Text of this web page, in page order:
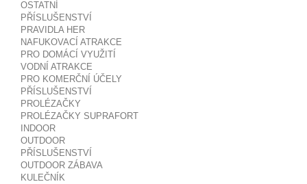
OSTATNÍ
PŘÍSLUŠENSTVÍ
PRAVIDLA HER
NAFUKOVACÍ ATRAKCE
PRO DOMÁCÍ VYUŽITÍ
VODNÍ ATRAKCE
PRO KOMERČNÍ ÚČELY
PŘÍSLUŠENSTVÍ
PROLÉZAČKY
PROLÉZAČKY SUPRAFORT
INDOOR
OUTDOOR
PŘÍSLUŠENSTVÍ
OUTDOOR ZÁBAVA
KULEČNÍK